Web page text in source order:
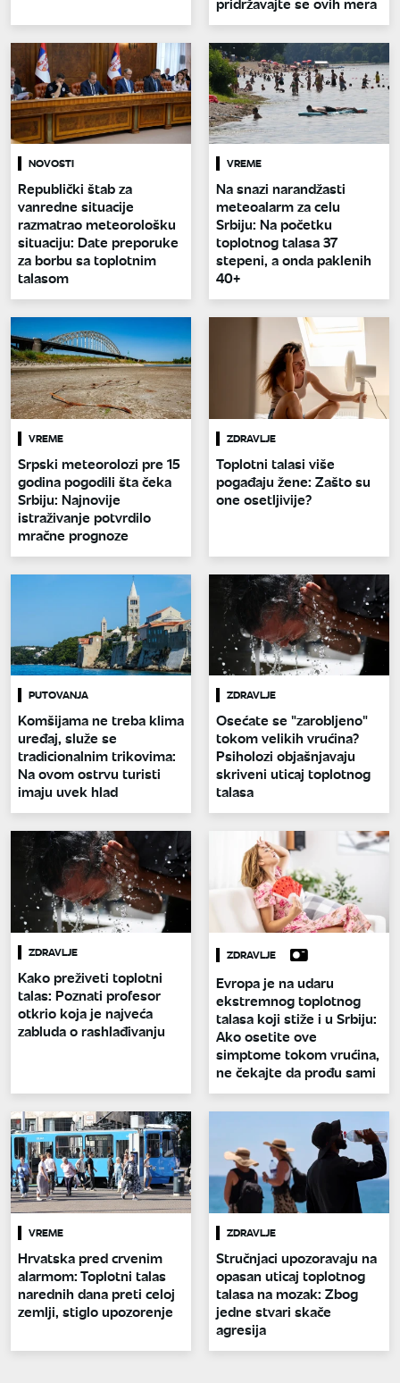
NOVOSTI
Republički štab za
vanredne situacije
razmatrao meteorološku
situaciju: Date preporuke
za borbu sa toplotnim
talasom
VREME
Na snazi narandžasti
meteoalarm za celu
Srbiju: Na početku
toplotnog talasa 37
stepeni, a onda paklenih
40+
VREME
Srpski meteorolozi pre 15
godina pogodili šta čeka
Srbiju: Najnovije
istraživanje potvrdilo
mračne prognoze
ZDRAVLJE
Toplotni talasi više
pogađaju žene: Zašto su
one osetljivije?
PUTOVANJA
Komšijama ne treba klima
uređaj, služe se
tradicionalnim trikovima:
Na ovom ostrvu turisti
imaju uvek hlad
ZDRAVLJE
Osećate se "zarobljeno"
tokom velikih vrućina?
Psiholozi objašnjavaju
skriveni uticaj toplotnog
talasa
ZDRAVLJE
Kako preživeti toplotni
talas: Poznati profesor
otkrio koja je najveća
zabluda o rashlađivanju
ZDRAVLJE
Evropa je na udaru
ekstremnog toplotnog
talasa koji stiže i u Srbiju:
Ako osetite ove
simptome tokom vrućina,
ne čekajte da prođu sami
VREME
Hrvatska pred crvenim
alarmom: Toplotni talas
narednih dana preti celoj
zemlji, stiglo upozorenje
ZDRAVLJE
Stručnjaci upozoravaju na
opasan uticaj toplotnog
talasa na mozak: Zbog
jedne stvari skače
agresija